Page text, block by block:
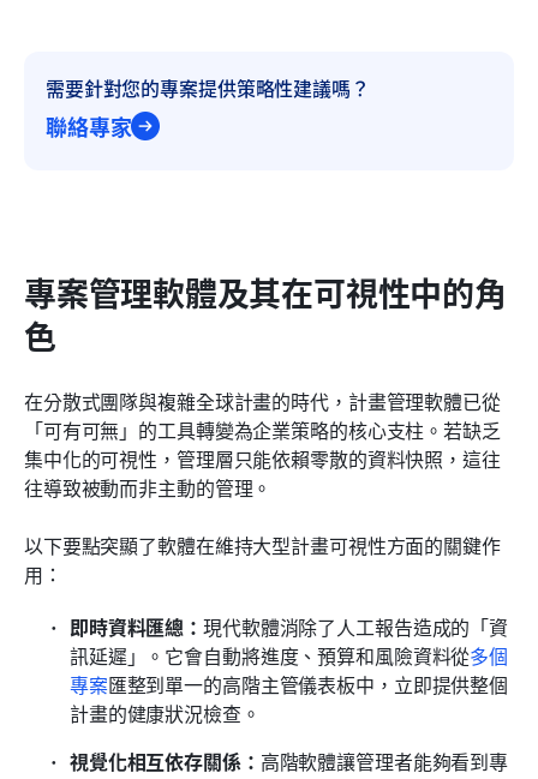
需要針對您的專案提供策略性建議嗎？
聯絡專家
專案管理軟體及其在可視性中的角
色
在分散式團隊與複雜全球計畫的時代，計畫管理軟體已從
「可有可無」的工具轉變為企業策略的核心支柱。若缺乏
集中化的可視性，管理層只能依賴零散的資料快照，這往
往導致被動而非主動的管理。
以下要點突顯了軟體在維持大型計畫可視性方面的關鍵作
用：
即時資料匯總：現代軟體消除了人工報告造成的「資
訊延遲」。它會自動將進度、預算和風險資料從多個
專案匯整到單一的高階主管儀表板中，立即提供整個
計畫的健康狀況檢查。
視覺化相互依存關係： 高階軟體讓管理者能夠看到專